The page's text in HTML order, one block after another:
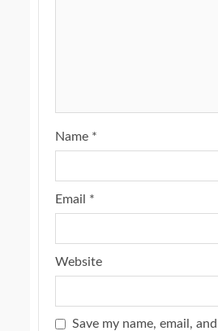
Name *
Email *
Website
Save my name, email,